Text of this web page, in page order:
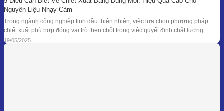
Nguyên Liệu Nhạy Cảm
Trong ngành công nghiệp tinh dầu thiên nhiên, việc lựa chọn phương pháp
chiết xuất phù hợp đóng vai trò then chốt trong việc quyết định chất lượng
thành phẩm – đặc biệt là đối với những loại nguyên liệu cao cấp và nhạy cảm.
Khi các phương pháp truyền thống như chưng cất lôi
19/05/2025